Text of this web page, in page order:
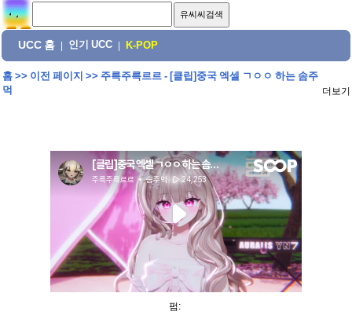
UCC 홈 인기 UCC K-POP
홈>> 이전 페이지 >> 주륵주륵르르 - [클립]중국 엑셀 ㄱㅇㅇ 하는 솜주
먹
더보기
펌: